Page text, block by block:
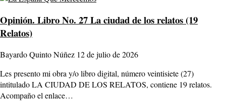
Opinión. Libro No. 27 La ciudad de los relatos (19
Relatos)
Bayardo Quinto Núñez 12 de julio de 2026
Les presento mi obra y/o libro digital, número veintisiete (27)
intitulado LA CIUDAD DE LOS RELATOS, contiene 19 relatos.
Acompaño el enlace…